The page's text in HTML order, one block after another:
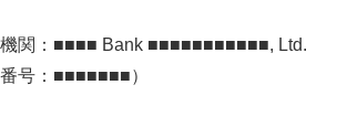
関：■■■■ Bank ■■■■■■■■■■■, Ltd.
番号：■■■■■■■）